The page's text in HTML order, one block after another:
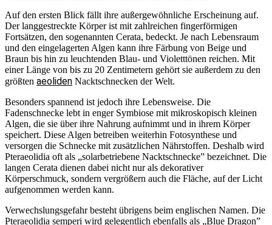
Auf den ersten Blick fällt ihre außergewöhnliche Erscheinung auf.
Der langgestreckte Körper ist mit zahlreichen fingerförmigen
Fortsätzen, den sogenannten Cerata, bedeckt. Je nach Lebensraum
und den eingelagerten Algen kann ihre Färbung von Beige und
Braun bis hin zu leuchtenden Blau- und Violetttönen reichen. Mit
einer Länge von bis zu 20 Zentimetern gehört sie außerdem zu den
größten aeoliden Nacktschnecken der Welt.
Besonders spannend ist jedoch ihre Lebensweise. Die
Fadenschnecke lebt in enger Symbiose mit mikroskopisch kleinen
Algen, die sie über ihre Nahrung aufnimmt und in ihrem Körper
speichert. Diese Algen betreiben weiterhin Fotosynthese und
versorgen die Schnecke mit zusätzlichen Nährstoffen. Deshalb wird
Pteraeolidia oft als „solarbetriebene Nacktschnecke” bezeichnet. Die
langen Cerata dienen dabei nicht nur als dekorativer
Körperschmuck, sondern vergrößern auch die Fläche, auf der Licht
aufgenommen werden kann.
Verwechslungsgefahr besteht übrigens beim englischen Namen. Die
Pteraeolidia semperi wird gelegentlich ebenfalls als „Blue Dragon”